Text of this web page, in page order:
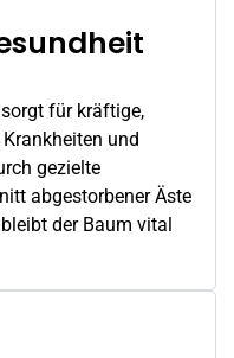
für kräftige,
und
gezielte
abgestorbener Äste
der Baum vital